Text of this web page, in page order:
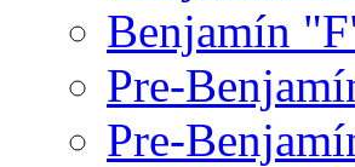
Benjamín
Pre-
Pre-